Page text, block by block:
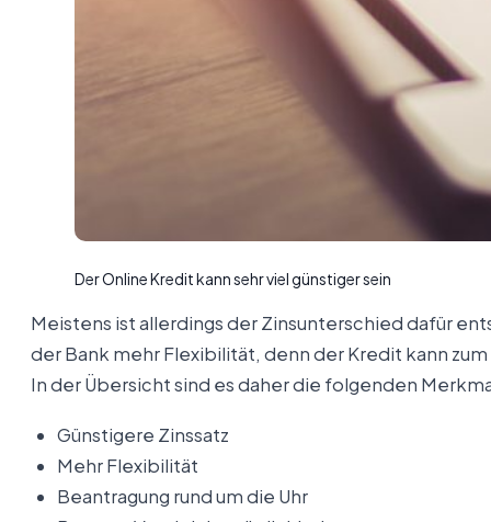
Der Online Kredit kann sehr viel günstiger sein
Meistens ist allerdings der Zinsunterschied dafür
der Bank mehr Flexibilität, denn der Kredit kann
In der Übersicht sind es daher die folgenden
Günstigere Zinssatz
Mehr Flexibilität
Beantragung rund um die Uhr